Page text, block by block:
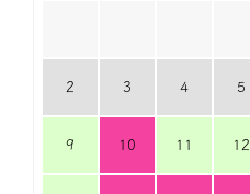
2 3 4 5
9 10 11 12